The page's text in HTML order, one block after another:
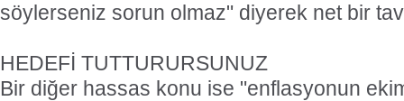
söylerseniz sorun olmaz" diyerek net bir
HEDEFİ TUTTURURSUNUZ
Bir diğer hassas konu ise "enflasyonun